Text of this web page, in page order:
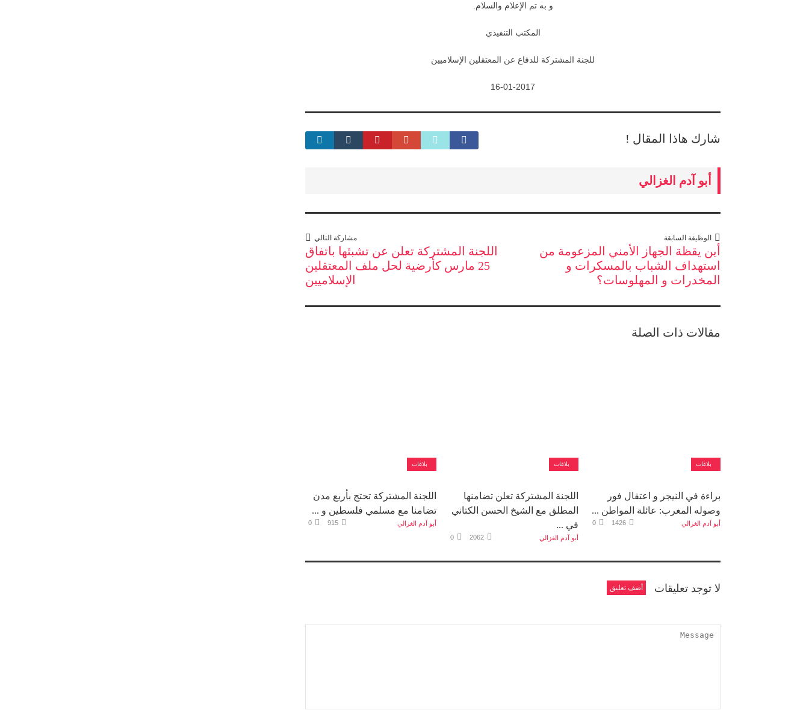
و به تم الإعلام والسلام.
المكتب التنفيذي
للجنة المشتركة للدفاع عن المعتقلين الإسلاميين
16-01-2017
شارك هاذا المقال !
أبو آدم الغزالي
الوظيفة السابقة
أين يقظة الجهاز الأمني المزعومة من
استهداف الشباب بالمسكرات و
المخدرات و المهلوسات؟
مشاركة التالي
اللجنة المشتركة تعلن عن تشبثها باتفاق
25 مارس كأرضية لحل ملف المعتقلين
الإسلاميين
مقالات ذات الصلة
بلاغات
براءة في النيجر و اعتقال فور
وصوله المغرب: عائلة المواطن ...
أبو آدم الغزالي 0
بلاغات
اللجنة المشتركة تعلن تضامنها
المطلق مع الشيخ الحسن الكتاني
في ...
أبو آدم الغزالي 0
بلاغات
اللجنة المشتركة تحتج بأربع مدن
تضامنا مع مسلمي فلسطين و ...
أبو آدم الغزالي 0
لا توجد تعليقات أضف تعليق